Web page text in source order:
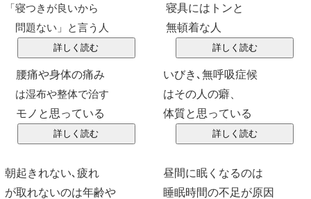
「寝つきが良いから
問題ない」と言う人
寝具にはトンと
無頓着な人
腰痛や身体の痛み
は湿布や整体で治す
モノと思っている
いびき､無呼吸症候
はその人の癖、
体質と思っている
朝起きれない､疲れ
が取れないのは年齢や
昼間に眠くなるのは
睡眠時間の不足が原因